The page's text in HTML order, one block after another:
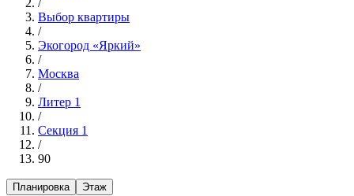
/
Выбор квартиры
/
Экогород «Яркий»
/
Москва
/
Литер 1
/
Секция 1
/
90
Планировка Этаж